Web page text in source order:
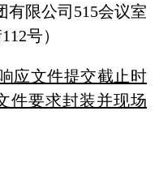
有限公司515会议室
号）
应文件提交截止时
件要求封装并现场